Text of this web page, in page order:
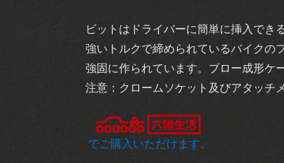
ビットはドライバーに簡単に挿入でき
強いトルクで締められているバイクの
強固に作られています。ブロー成形ケ
注意：クロームソケット及びアタッチ
でご購入いただけます。